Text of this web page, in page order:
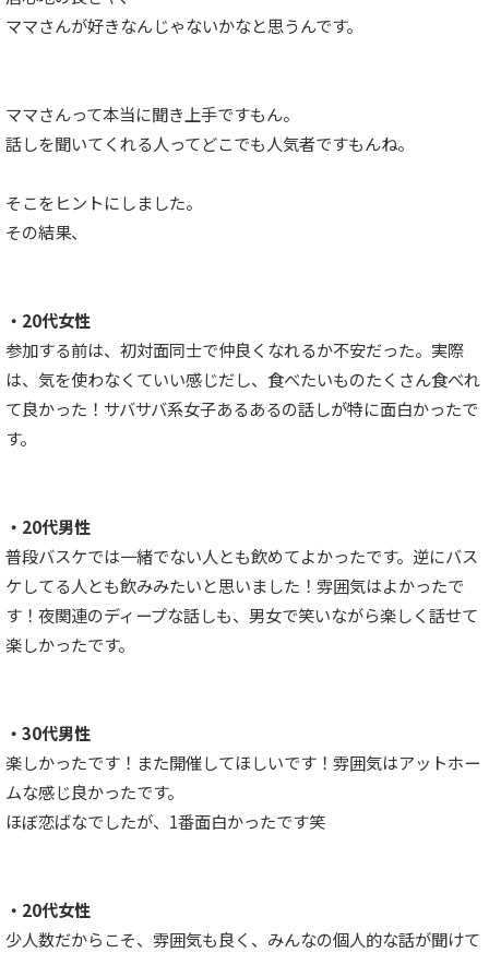
ママさんが好きなんじゃないかなと思うんです。
ママさんって本当に聞き上手ですもん。
話しを聞いてくれる人ってどこでも人気者ですもんね。
そこをヒントにしました。
その結果、
・20代女性
参加する前は、初対面同士で仲良くなれるか不安だった。実際
は、気を使わなくていい感じだし、食べたいものたくさん食べれ
て良かった！サバサバ系女子あるあるの話しが特に面白かったで
す。
・20代男性
普段バスケでは一緒でない人とも飲めてよかったです。逆にバス
ケしてる人とも飲みみたいと思いました！雰囲気はよかったで
す！夜関連のディープな話しも、男女で笑いながら楽しく話せて
楽しかったです。
・30代男性
楽しかったです！また開催してほしいです！雰囲気はアットホー
ムな感じ良かったです。
ほぼ恋ばなでしたが、1番面白かったです笑
・20代女性
少人数だからこそ、雰囲気も良く、みんなの個人的な話が聞けて